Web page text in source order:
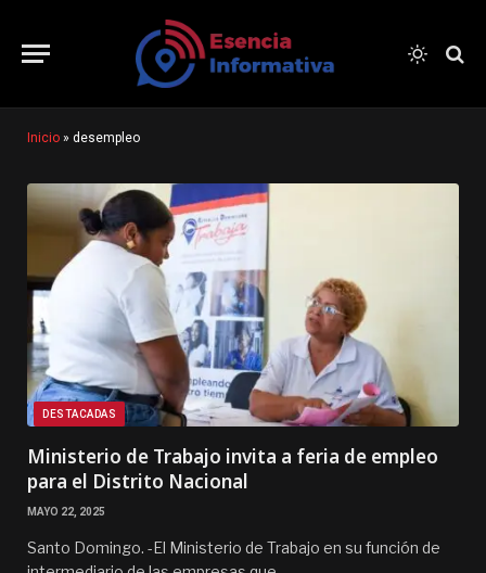
Inicio » desempleo
DESTACADAS
Ministerio de Trabajo invita a feria de empleo
para el Distrito Nacional
MAYO 22, 2025
Santo Domingo. -El Ministerio de Trabajo en su función de